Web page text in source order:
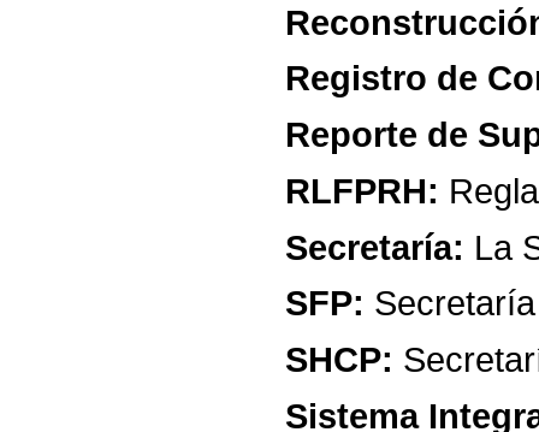
Registro de
Reporte de
RLFPRH:
Secretaría: La
SFP: Secretaría
SHCP:
Sistema